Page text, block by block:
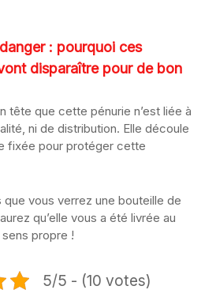
: pourquoi ces
disparaître pour de bon
tête que cette pénurie n’est liée à
ni de distribution. Elle découle
fixée pour protéger cette
vous verrez une bouteille de
qu’elle vous a été livrée au
propre !
5/5 - (10 votes)